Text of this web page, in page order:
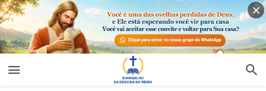
56. Como meu dever se tornou transacional?